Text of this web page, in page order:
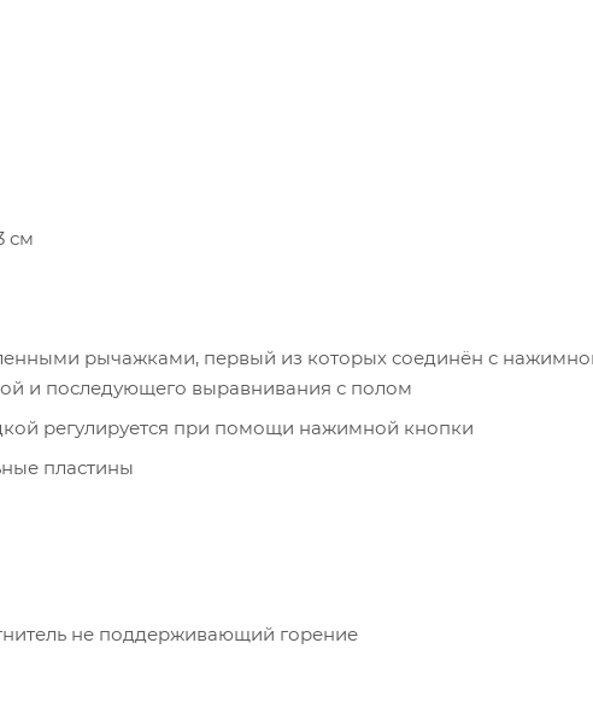
см
рычажками, первый из которых соединён с
и последующего выравнивания с полом
регулируется при помощи нажимной кнопки
пластины
не поддерживающий горение